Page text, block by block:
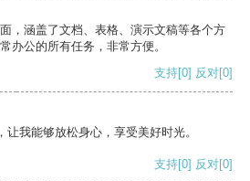
，涵盖了文档、表格、演示文稿等各个方
办公的所有任务，非常方便。
支持[0] 反对[0]
我能够放松身心，享受美好时光。
支持[0] 反对[0]